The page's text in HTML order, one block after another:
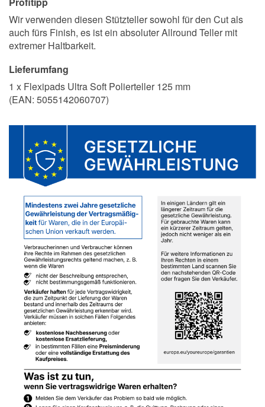
Wir verwenden diesen Stützteller sowohl für den Cut als
auch fürs Finish, es ist ein absoluter Allround Teller mit
extremer Haltbarkeit.
Lieferumfang
1 x Flexipads Ultra Soft Polierteller 125 mm
(EAN: 5055142060707)